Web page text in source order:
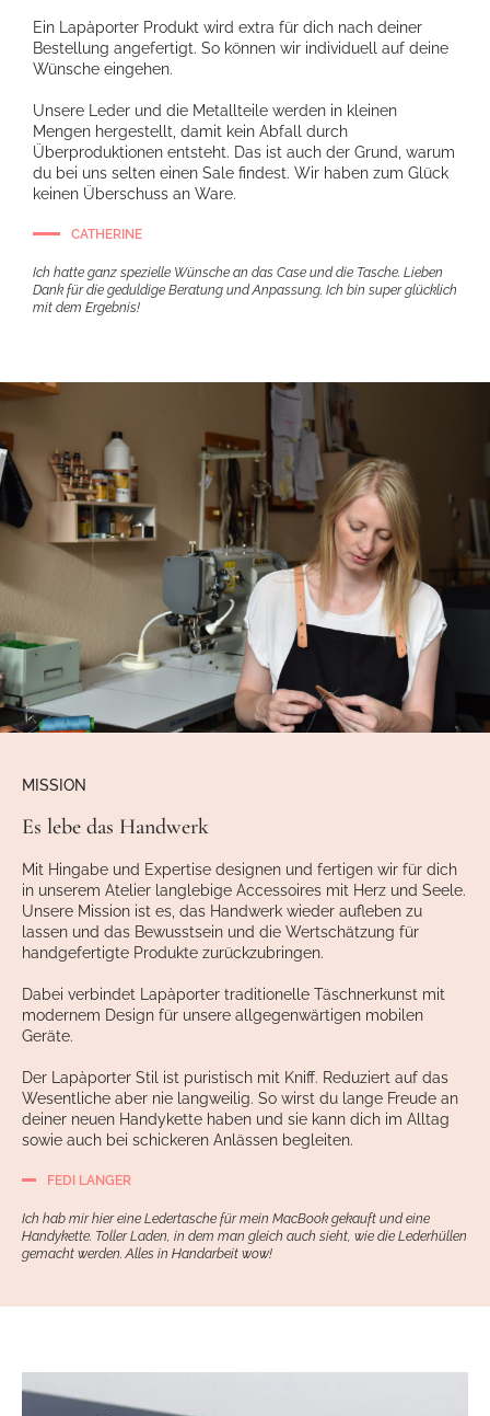
Ein Lapàporter Produkt wird extra für dich nach deiner
Bestellung angefertigt. So können wir individuell auf deine
Wünsche eingehen.
Unsere Leder und die Metallteile werden in kleinen
Mengen hergestellt, damit kein Abfall durch
Überproduktionen entsteht. Das ist auch der Grund, warum
du bei uns selten einen Sale findest. Wir haben zum Glück
keinen Überschuss an Ware.
CATHERINE
Ich hatte ganz spezielle Wünsche an das Case und die Tasche. Lieben
Dank für die geduldige Beratung und Anpassung. Ich bin super glücklich
mit dem Ergebnis!
MISSION
Es lebe das Handwerk
Mit Hingabe und Expertise designen und fertigen wir für dich
in unserem Atelier langlebige Accessoires mit Herz und Seele.
Unsere Mission ist es, das Handwerk wieder aufleben zu
lassen und das Bewusstsein und die Wertschätzung für
handgefertigte Produkte zurückzubringen.
Dabei verbindet Lapàporter traditionelle Täschnerkunst mit
modernem Design für unsere allgegenwärtigen mobilen
Geräte.
Der Lapàporter Stil ist puristisch mit Kniff. Reduziert auf das
Wesentliche aber nie langweilig. So wirst du lange Freude an
deiner neuen Handykette haben und sie kann dich im Alltag
sowie auch bei schickeren Anlässen begleiten.
FEDI LANGER
Ich hab mir hier eine Ledertasche für mein MacBook gekauft und eine
Handykette. Toller Laden, in dem man gleich auch sieht, wie die Lederhüllen
gemacht werden. Alles in Handarbeit wow!